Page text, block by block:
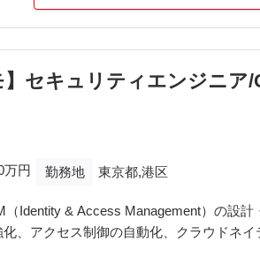
】セキュリティエンジニア
万円 勤務地 東京都,港区
Identity & Access Management）の設計
、アクセス制御の自動化、クラウドネ